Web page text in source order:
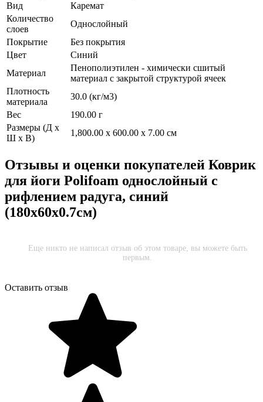
Вид
Каремат
Количество
слоев
Однослойный
Покрытие
Без покрытия
Цвет
Синий
Материал
Пенополиэтилен - химически сшитый
материал с закрытой структурой ячеек
Плотность
материала
30.0 (кг/м3)
Вес
190.00 г
Размеры (Д х
Ш х В)
1,800.00 x 600.00 x 7.00 см
Отзывы и оценки покупателей Коврик
для йоги Polifoam однослойный c
рифлением радуга, синий
(180х60х0.7см)
Еще никто не написал отзыв об этом товаре, вы можете быть
первым.
Оставить отзыв